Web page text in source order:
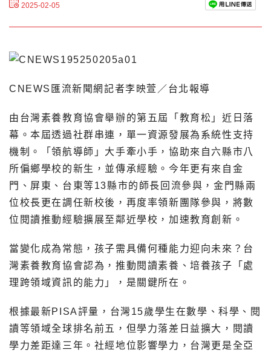
2025-02-05
CNEWS匯流新聞網記者李映萱／台北報導
由台灣素養教育協會舉辦的第五屆「教育松」近日落
幕。本屆透過社群串連，單一資源發展為系統性支持
機制。「領航導師」大手牽小手，協助來自六縣市八
所偏鄉學校的新生，並傳承經驗。今年更有來自金
門、屏東、台東等13縣市的師長回流參與，金門縣兩
位校長更在調任新校後，再度率領新團隊參與，將數
位閱讀推動經驗擴展至鄰近學校，加速教育創新。
當變化成為常態，孩子需具備何種能力迎向未來？台
灣素養教育協會認為，推動閱讀素養、培養孩子「處
理跨領域資訊的能力」，是關鍵所在。
根據最新PISA評量，台灣15歲學生在數學、科學、閱
讀等領域全球排名前五，但學力落差日益擴大，閱讀
學力差距達三年。社經地位影響學力，台灣更是全亞